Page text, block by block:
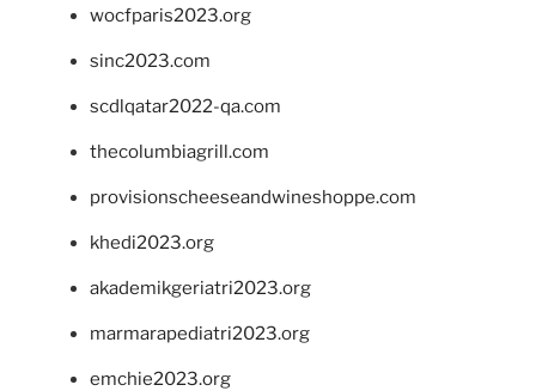
wocfparis2023.org
sinc2023.com
scdlqatar2022-qa.com
thecolumbiagrill.com
provisionscheeseandwineshoppe.com
khedi2023.org
akademikgeriatri2023.org
marmarapediatri2023.org
emchie2023.org